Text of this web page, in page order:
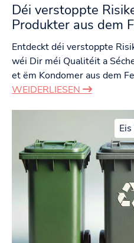
Déi verstoppte
Produkter aus dem
Entdeckt déi verstoppte
wéi Dir méi Qualitéit a
et ëm Kondomer aus dem
WEIDERLIESEN